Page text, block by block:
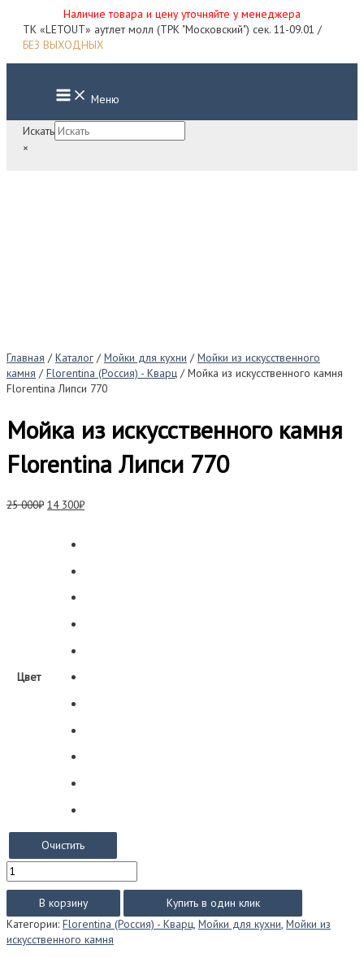
Наличие товара и цену уточняйте у менеджера
Перейти
ТК «LETOUT» аутлет молл (ТРК "Московский") сек. 11-09.01 /
БЕЗ ВЫХОДНЫХ
Main
Menu Меню
Искать
×
Главная / Каталог / Мойки для кухни / Мойки из искусственного
камня / Florentina (Россия) - Кварц / Мойка из искусственного камня
Florentina Липси 770
Мойка из искусственного камня
Florentina Липси 770
25 000₽ Первоначальная
14 300₽Текущая
Цвет
Очистить
Количество
товара
из
искусственного
камня
В корзину
Купить в один клик
Категории: Florentina (Россия) - Кварц, Мойки для кухни, Мойки из
искусственного камня